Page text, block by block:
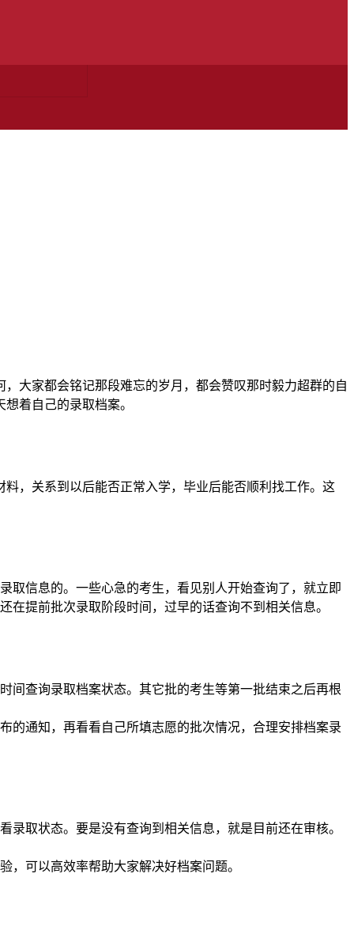
大家都会铭记那段难忘的岁月，都会赞叹那时毅力超群的自
着自己的录取档案。
，关系到以后能否正常入学，毕业后能否顺利找工作。这
取信息的。一些心急的考生，看见别人开始查询了，就立即
提前批次录取阶段时间，过早的话查询不到相关信息。
间查询录取档案状态。其它批的考生等第一批结束之后再根
的通知，再看看自己所填志愿的批次情况，合理安排档案录
取状态。要是没有查询到相关信息，就是目前还在审核。
，可以高效率帮助大家解决好档案问题。